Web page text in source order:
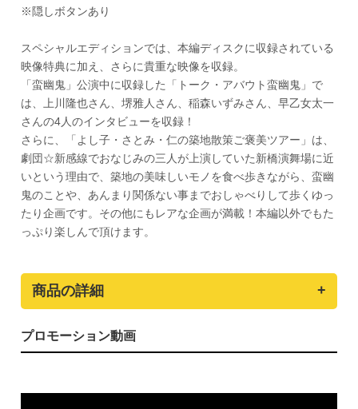
※隠しボタンあり
スペシャルエディションでは、本編ディスクに収録されている
映像特典に加え、さらに貴重な映像を収録。
「蛮幽鬼」公演中に収録した「トーク・アバウト蛮幽鬼」で
は、上川隆也さん、堺雅人さん、稲森いずみさん、早乙女太一
さんの4人のインタビューを収録！
さらに、「よし子・さとみ・仁の築地散策ご褒美ツアー」は、
劇団☆新感線でおなじみの三人が上演していた新橋演舞場に近
いという理由で、築地の美味しいモノを食べ歩きながら、蛮幽
鬼のことや、あんまり関係ない事までおしゃべりして歩くゆっ
たり企画です。その他にもレアな企画が満載！本編以外でもた
っぷり楽しんで頂けます。
商品の詳細
プロモーション動画